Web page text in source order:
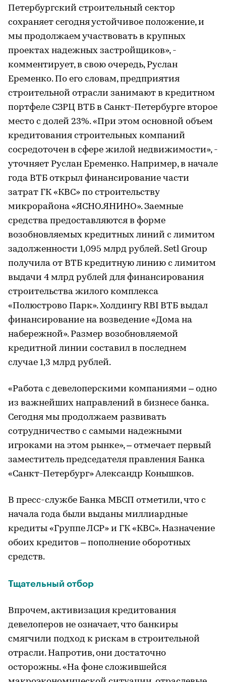
Петербургский строительный сектор
сохраняет сегодня устойчивое положение, и
мы продолжаем участвовать в крупных
проектах надежных застройщиков», -
комментирует, в свою очередь, Руслан
Еременко. По его словам, предприятия
строительной отрасли занимают в кредитном
портфеле СЗРЦ ВТБ в Санкт-Петербурге второе
место с долей 23%. «При этом основной объем
кредитования строительных компаний
сосредоточен в сфере жилой недвижимости», -
уточняет Руслан Еременко. Например, в начале
года ВТБ открыл финансирование части
затрат ГК «КВС» по строительству
микрорайона «ЯСНО.ЯНИНО». Заемные
средства предоставляются в форме
возобновляемых кредитных линий с лимитом
задолженности 1,095 млрд рублей. Setl Group
получила от ВТБ кредитную линию с лимитом
выдачи 4 млрд рублей для финансирования
строительства жилого комплекса
«Полюстрово Парк». Холдингу RBI ВТБ выдал
финансирование на возведение «Дома на
набережной». Размер возобновляемой
кредитной линии составил в последнем
случае 1,3 млрд рублей.
«Работа с девелоперскими компаниями – одно
из важнейших направлений в бизнесе банка.
Сегодня мы продолжаем развивать
сотрудничество с самыми надежными
игроками на этом рынке», – отмечает первый
заместитель председателя правления Банка
«Санкт-Петербург» Александр Конышков.
В пресс-службе Банка МБСП отметили, что с
начала года были выданы миллиардные
кредиты «Группе ЛСР» и ГК «КВС». Назначение
обоих кредитов – пополнение оборотных
средств.
Тщательный отбор
Впрочем, активизация кредитования
девелоперов не означает, что банкиры
смягчили подход к рискам в строительной
отрасли. Напротив, они достаточно
осторожны. «На фоне сложившейся